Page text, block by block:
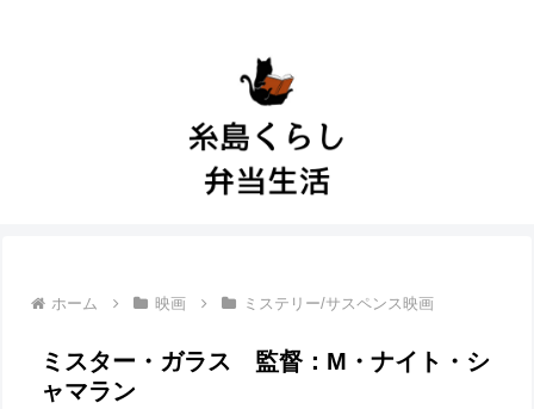
ホーム 映画 ミステリー/サスペンス映画
ミスター・ガラス 監督：M・ナイト・シ
ャマラン